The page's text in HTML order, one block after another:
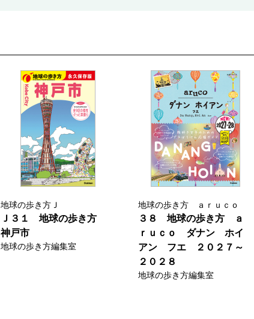
地球の歩き方Ｊ
Ｊ３１ 地球の歩き方
神戸市
地球の歩き方編集室
地球の歩き方 ａｒｕｃｏ
３８ 地球の歩き方 ａ
ｒｕｃｏ ダナン ホイ
アン フエ ２０２７～
２０２８
地球の歩き方編集室